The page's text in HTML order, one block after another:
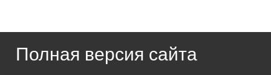
Полная версия сайта